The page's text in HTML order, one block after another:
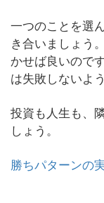
一つのことを選
き合いましょう
かせば良いので
は失敗しないよ
投資も人生も、
しょう。
勝ちパターンの